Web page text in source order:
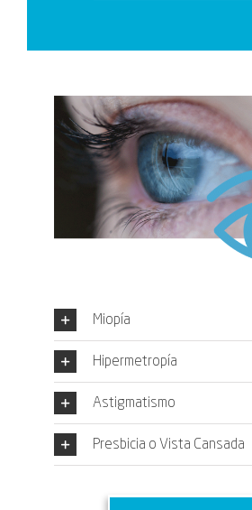
Miopía
Hipermetropía
Astigmatismo
Presbicia o Vista Cansada